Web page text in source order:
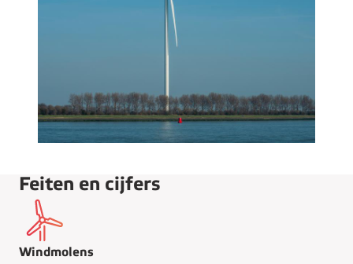
Feiten en cijfers
Windmolens